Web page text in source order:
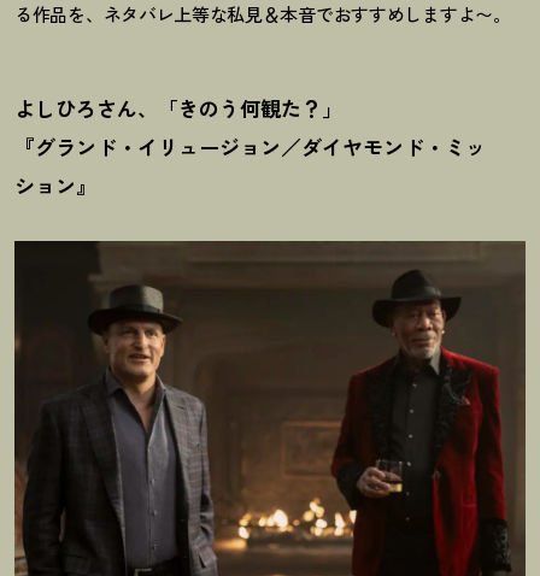
る作品を、ネタバレ上等な私見＆本音でおすすめしますよ〜。
よしひろさん、「きのう何観た ？ 」
『グランド・イリュージョン／ダイヤモンド・ミッ
ション』